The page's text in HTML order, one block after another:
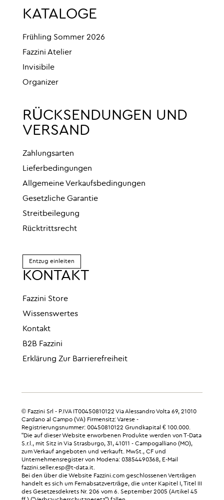
KATALOGE
Frühling Sommer 2026
Fazzini Atelier
Invisibile
Organizer
RÜCKSENDUNGEN UND
VERSAND
Zahlungsarten
Lieferbedingungen
Allgemeine Verkaufsbedingungen
Gesetzliche Garantie
Streitbeilegung
Rücktrittsrecht
Entzug einleiten
KONTAKT
Fazzini Store
Wissenswertes
Kontakt
B2B Fazzini
Erklärung Zur Barrierefreiheit
© Fazzini Srl - P.IVA IT00450810122 Via Alessandro Volta 69, 21010
Cardano al Campo (VA) Firmensitz: Varese -
Registrierungsnummer: 00450810122 Grundkapital € 100.000.
"Die auf dieser Website erworbenen Produkte werden von T-Data
S.r.l., mit Sitz in Via Strasburgo, 31, 41011 - Campogalliano (MO),
zum Verkauf angeboten und verkauft. MwSt., CF und
Unternehmensregister von Modena: 03854490368, E-Mail
fazzini.seller.esp@t-data.it.
Bei den über die Website Fazzini.com geschlossenen Verträgen
handelt es sich um Fernabsatzverträge, die unter Kapitel I, Titel III
des Gesetzesdekrets Nr. 206 vom 6. September 2005 (Artikel 45